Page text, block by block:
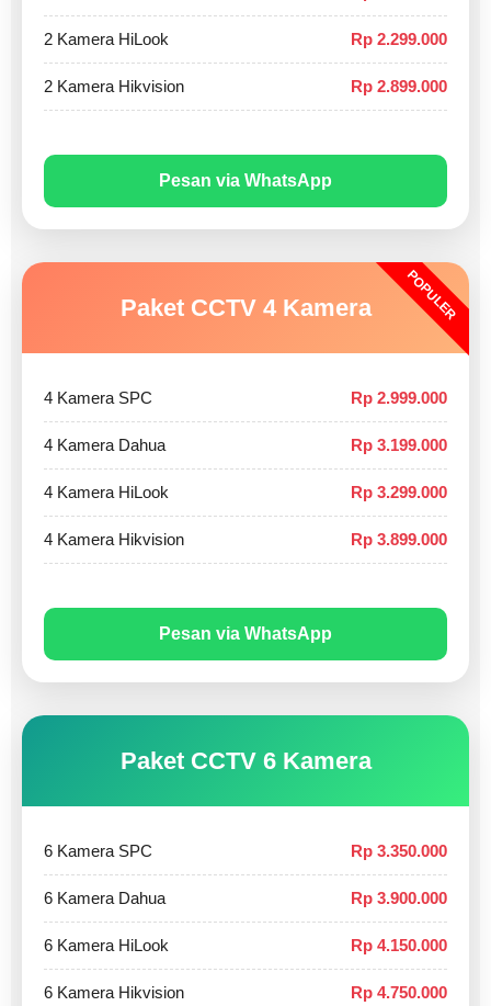
2 Kamera HiLook Rp 2.299.000
2 Kamera Hikvision Rp 2.899.000
Pesan via WhatsApp
POPULER
Paket CCTV 4 Kamera
4 Kamera SPC Rp 2.999.000
4 Kamera Dahua Rp 3.199.000
4 Kamera HiLook Rp 3.299.000
4 Kamera Hikvision Rp 3.899.000
Pesan via WhatsApp
Paket CCTV 6 Kamera
6 Kamera SPC Rp 3.350.000
6 Kamera Dahua Rp 3.900.000
6 Kamera HiLook Rp 4.150.000
6 Kamera Hikvision Rp 4.750.000